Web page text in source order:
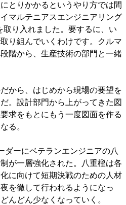
とりかかるというやり方では間
マルテニアスエンジニアリング
取り入れました。要するに、い
り組んでいくわけです。クルマ
階から、生産技術の部門と一緒
から、はじめから現場の要望を
。設計部門から上がってきた図
求をもとにもう一度図面を作る
る。
ダーにベテランエンジニアの八
が一層強化された。八重樫は各
に向けて短期決戦のための人材
を徹して行われるようになっ
んどん少なくなっていく。